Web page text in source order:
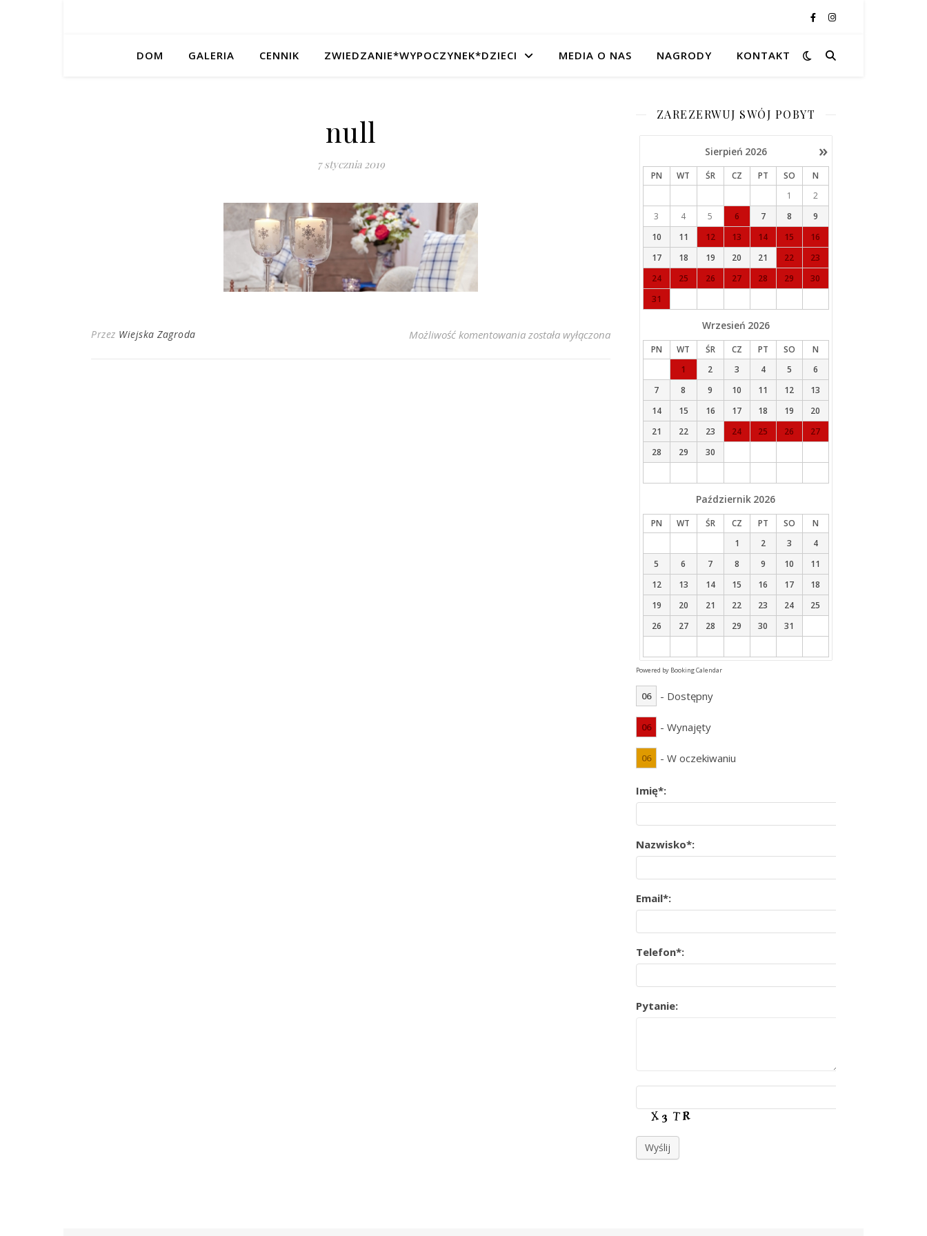
DOM GALERIA CENNIK ZWIEDZANIE*WYPOCZYNEK*DZIECI MEDIA O NAS NAGRODY KONTAKT
null
7 stycznia 2019
Przez Wiejska Zagroda Możliwość komentowania null
została wyłączona
ZAREZERWUJ SWÓJ POBYT
»
Sierpień 2026
PN WT ŚR CZ PT SO
N
1
2
3
4 5 6 7 8
9
10
11 12 13 14 15
16
17
18 19 20 21 22
23
24
25 26 27 28 29
30
31
Wrzesień 2026
PN WT ŚR CZ PT SO
N
1
2 3 4 5
6
7
8 9 10 11 12
13
14
15 16 17 18 19
20
21
22 23 24 25 26
27
28
29 30
Październik 2026
PN WT ŚR CZ PT SO
N
1
2 3
4
5
6 7 8 9 10
11
12
13 14 15 16 17
18
19
20 21 22 23 24
25
26
27 28 29 30 31
Powered by Booking Calendar
06 - Dostępny
06 - Wynajęty
06 - W oczekiwaniu
Imię*:
Nazwisko*:
Email*:
Telefon*:
Pytanie:
Wyślij